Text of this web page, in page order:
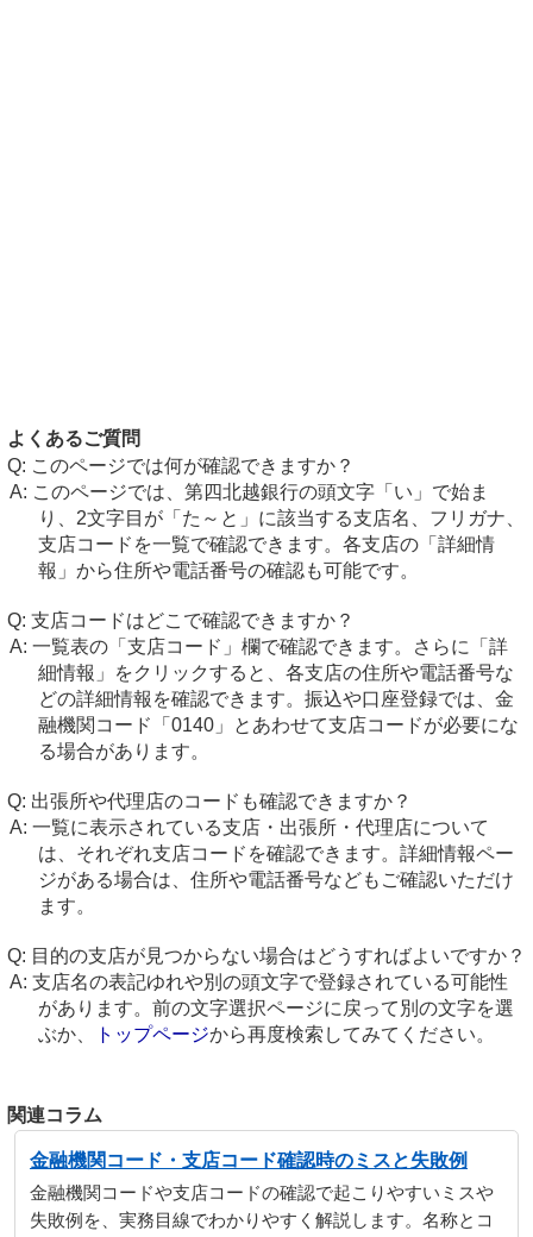
よくあるご質問
このページでは何が確認できますか？
このページでは、第四北越銀行の頭文字「い」で始ま
り、2文字目が「た～と」に該当する支店名、フリガナ、
支店コードを一覧で確認できます。各支店の「詳細情
報」から住所や電話番号の確認も可能です。
支店コードはどこで確認できますか？
一覧表の「支店コード」欄で確認できます。さらに「詳
細情報」をクリックすると、各支店の住所や電話番号な
どの詳細情報を確認できます。振込や口座登録では、金
融機関コード「0140」とあわせて支店コードが必要にな
る場合があります。
出張所や代理店のコードも確認できますか？
一覧に表示されている支店・出張所・代理店について
は、それぞれ支店コードを確認できます。詳細情報ペー
ジがある場合は、住所や電話番号などもご確認いただけ
ます。
目的の支店が見つからない場合はどうすればよいですか？
支店名の表記ゆれや別の頭文字で登録されている可能性
があります。前の文字選択ページに戻って別の文字を選
ぶか、
トップページから再度検索してみてください。
関連コラム
金融機関コード・支店コード確認時のミスと失敗例
金融機関コードや支店コードの確認で起こりやすいミスや
失敗例を、実務目線でわかりやすく解説します。名称とコ